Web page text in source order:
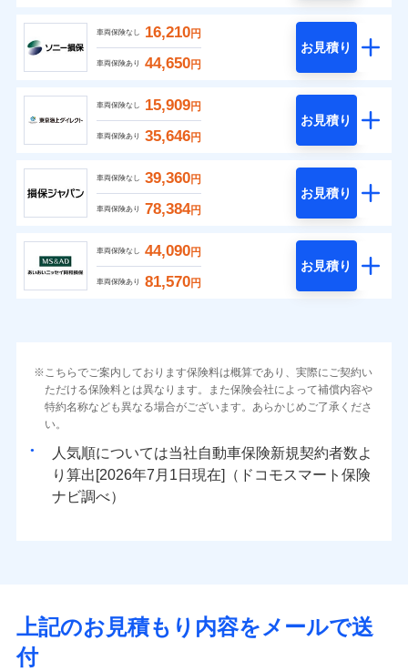
車両保険なし 16,210円
車両保険あり 44,650円
お見積り
車両保険なし 15,909円
車両保険あり 35,646円
お見積り
車両保険なし 39,360円
車両保険あり 78,384円
お見積り
車両保険なし 44,090円
車両保険あり 81,570円
お見積り
こちらでご案内しております保険料は概算であり、実際にご契約い
ただける保険料とは異なります。また保険会社によって補償内容や
特約名称なども異なる場合がございます。あらかじめご了承くださ
い。
人気順については当社
新規契約者数よ
り算出[
年 月
日現在]（ドコモスマート保険
ナビ調べ）
上記のお見積もり内容をメールで送
付